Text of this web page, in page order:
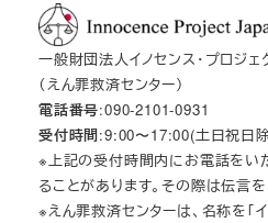
一般財団法人イノセンス・プロジェ
（えん罪救済センター）
電話番号:090-2101-0931
受付時間:9:00〜17:00(土日祝日
※上記の受付時間内にお電話をい
ることがあります。その際は伝言を
※えん罪救済センターは、名称を「イ